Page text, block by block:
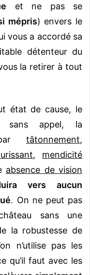
et ne pas se
mépris) envers le
vous a accordé sa
détenteur du
la retirer à tout
état de cause, le
appel, la
par tâtonnement,
, mendicité
absence de vision
vers aucun
. On ne peut pas
sans une
la robustesse de
n’utilise pas les
qu’il faut avec les